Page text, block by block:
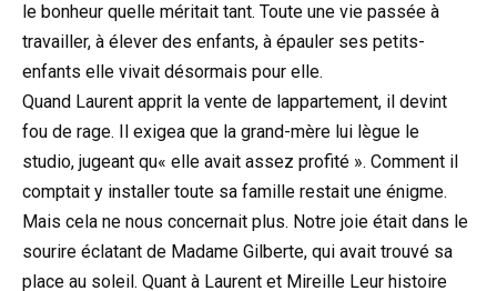
le bonheur quelle méritait tant. Toute une vie passée à
travailler, à élever des enfants, à épauler ses petits-
enfants elle vivait désormais pour elle.
Quand Laurent apprit la vente de lappartement, il devint
fou de rage. Il exigea que la grand-mère lui lègue le
studio, jugeant qu« elle avait assez profité ». Comment il
comptait y installer toute sa famille restait une énigme.
Mais cela ne nous concernait plus. Notre joie était dans le
sourire éclatant de Madame Gilberte, qui avait trouvé sa
place au soleil. Quant à Laurent et Mireille Leur histoire